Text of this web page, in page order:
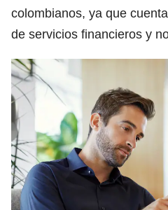
colombianos, ya que
de servicios financieros y